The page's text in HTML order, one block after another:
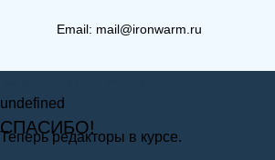
(РКВ) 33-600-2200
Email: mail@ironwarm.ru
undefined
СПАСИБО!
Теперь редакторы в курсе.